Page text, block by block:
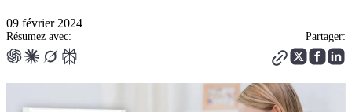
09 février 2024
Résumez avec: Partager: